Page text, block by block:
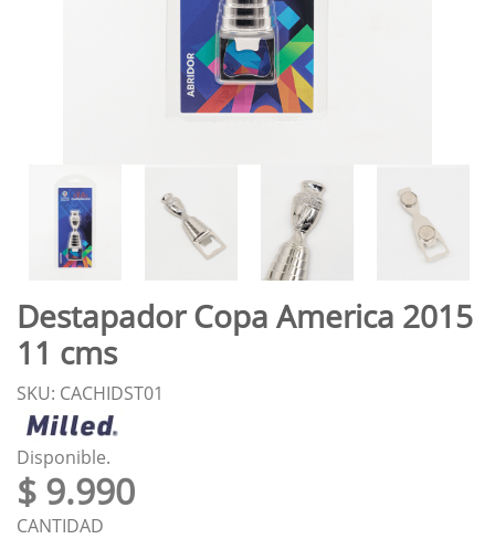
Destapador Copa America 2015
11 cms
SKU: CACHIDST01
Disponible.
$ 9.990
CANTIDAD